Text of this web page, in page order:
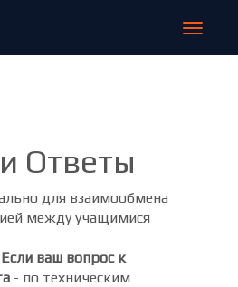
Toggle
Ответы
для взаимообмена
между учащимися
ваш вопрос к
- по техническим